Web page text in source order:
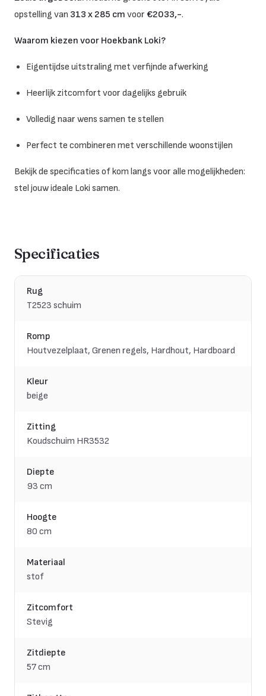
opstelling van 313 x 285 cm voor €2033,-.
Waarom kiezen voor Hoekbank Loki?
Eigentijdse uitstraling met verfijnde afwerking
Heerlijk zitcomfort voor dagelijks gebruik
Volledig naar wens samen te stellen
Perfect te combineren met verschillende woonstijlen
Bekijk de specificaties of kom langs voor alle mogelijkheden:
stel jouw ideale Loki samen.
Specificaties
Rug
T2523 schuim
Romp
Houtvezelplaat, Grenen regels, Hardhout, Hardboard
Kleur
beige
Zitting
Koudschuim HR3532
Diepte
93 cm
Hoogte
80 cm
Materiaal
stof
Zitcomfort
Stevig
Zitdiepte
57 cm